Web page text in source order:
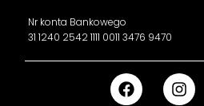
Nr konta Bankowego
31 1240 2542 1111 0011 3476 9470